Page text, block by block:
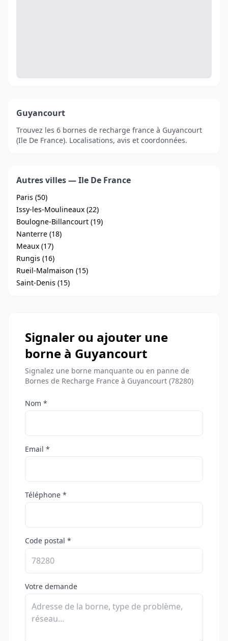
Guyancourt
Trouvez les 6 bornes de recharge france à Guyancourt
(Ile De France). Localisations, avis et coordonnées.
Autres villes — Ile De France
Paris (50)
Issy-les-Moulineaux (22)
Boulogne-Billancourt (19)
Nanterre (18)
Meaux (17)
Rungis (16)
Rueil-Malmaison (15)
Saint-Denis (15)
Signaler ou ajouter une
borne à Guyancourt
Signalez une borne manquante ou en panne de
Bornes de Recharge France à Guyancourt (78280)
Nom *
Email *
Téléphone *
Code postal *
Votre demande